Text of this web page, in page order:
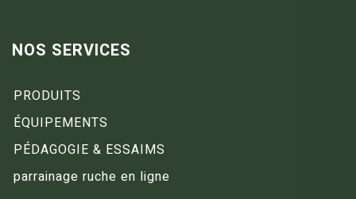
NOS SERVICES
PRODUITS
ÉQUIPEMENTS
PÉDAGOGIE & ESSAIMS
parrainage ruche en ligne